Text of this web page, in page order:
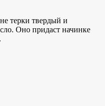
терки твердый и
Оно придаст начинке